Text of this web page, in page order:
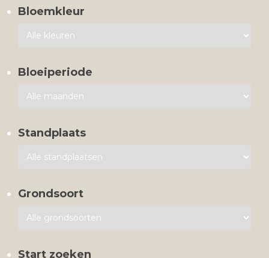
Bloemkleur
Bloeiperiode
Standplaats
Grondsoort
Start zoeken